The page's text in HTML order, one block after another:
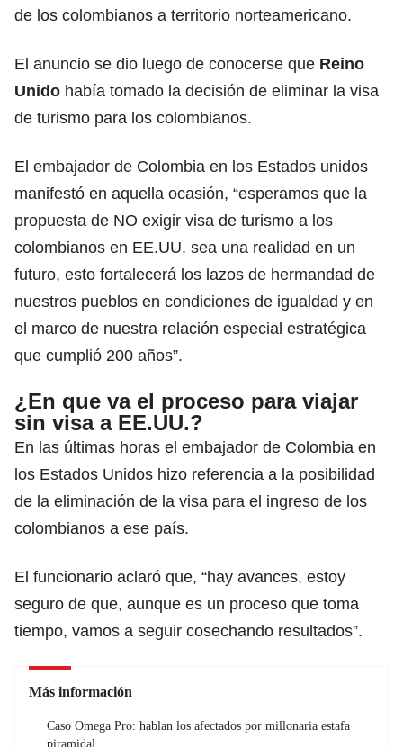
de los colombianos a territorio norteamericano.
El anuncio se dio luego de conocerse que Reino
Unido había tomado la decisión de eliminar la visa
de turismo para los colombianos.
El embajador de Colombia en los Estados unidos
manifestó en aquella ocasión, “esperamos que la
propuesta de NO exigir visa de turismo a los
colombianos en EE.UU. sea una realidad en un
futuro, esto fortalecerá los lazos de hermandad de
nuestros pueblos en condiciones de igualdad y en
el marco de nuestra relación especial estratégica
que cumplió 200 años”.
¿En que va el proceso para viajar
sin visa a EE.UU.?
En las últimas horas el embajador de Colombia en
los Estados Unidos hizo referencia a la posibilidad
de la eliminación de la visa para el ingreso de los
colombianos a ese país.
El funcionario aclaró que, “hay avances, estoy
seguro de que, aunque es un proceso que toma
tiempo, vamos a seguir cosechando resultados”.
Más información
Caso Omega Pro: hablan los afectados por millonaria estafa
piramidal